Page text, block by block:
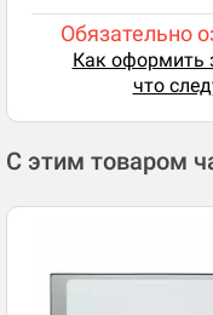
Обязательно
Как оформить
что
С этим товаром